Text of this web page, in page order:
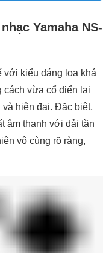
Yamaha NS-
với kiểu dáng loa khá
cách vừa cổ điển lại
và hiện đại. Đặc biệt,
âm thanh với dải tần
vô cùng rõ ràng,